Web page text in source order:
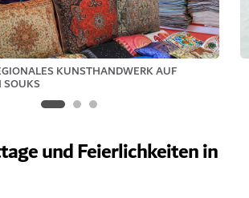
KUNSTHANDWERK AUF
SOUKS
und Feierlichkeiten in